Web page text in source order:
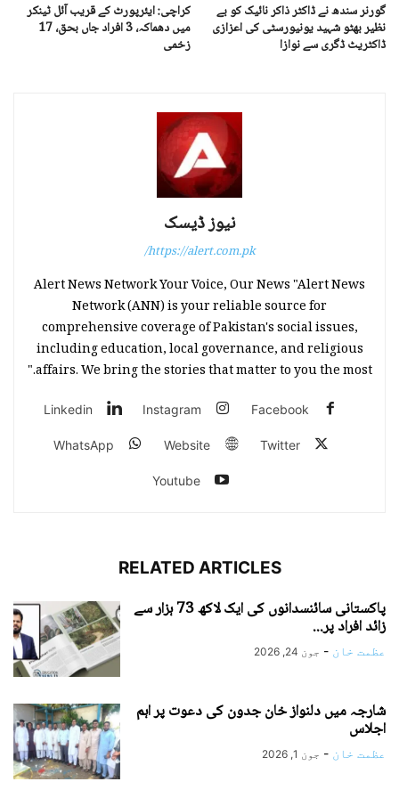
کراچی: ایئرپورٹ کے قریب آئل ٹینکر
میں دھماکہ، 3 افراد جاں بحق، 17
زخمی
گورنر سندھ نے ڈاکٹر ذاکر نائیک کو بے
نظیر بھٹو شہید یونیورسٹی کی اعزازی
ڈاکٹریٹ ڈگری سے نوازا
نیوز ڈیسک
https://alert.com.pk/
Alert News Network Your Voice, Our News "Alert News
Network (ANN) is your reliable source for
comprehensive coverage of Pakistan's social issues,
including education, local governance, and religious
affairs. We bring the stories that matter to you the most."
Facebook
Instagram
Linkedin
Twitter
Website
WhatsApp
Youtube
RELATED ARTICLES
پاکستانی سائنسدانوں کی ایک لاکھ 73 ہزار سے
زائد افراد پر...
عظمت خان - جون 24, 2026
شارجہ میں دلنواز خان جدون کی دعوت پر اہم
اجلاس
عظمت خان - جون 1, 2026